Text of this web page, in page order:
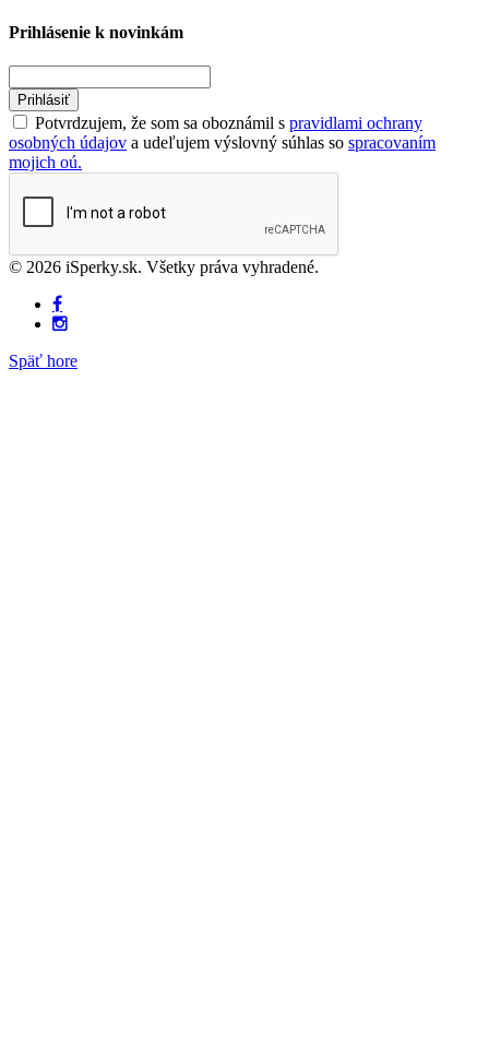
Prihlásenie k novinkám
Prihlásiť
Potvrdzujem, že som sa oboznámil s pravidlami ochrany
osobných údajov a udeľujem výslovný súhlas so spracovaním
mojich oú.
© 2026 iSperky.sk. Všetky práva vyhradené.
Späť hore